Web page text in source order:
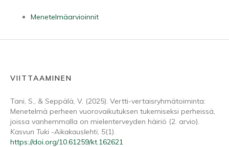
Menetelmäarvioinnit
VIITTAAMINEN
Tani, S., & Seppälä, V. (2025). Vertti-vertaisryhmätoiminta:
Menetelmä perheen vuorovaikutuksen tukemiseksi perheissä,
joissa vanhemmalla on mielenterveyden häiriö (2. arvio).
Kasvun Tuki -Aikakauslehti, 5(1).
https://doi.org/10.61259/kt.162621